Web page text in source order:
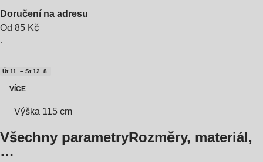
Doručení na adresu
Od 85 Kč
·
Út 11. – St 12. 8.
VÍCE
Výška 115 cm
Všechny parametryRozměry, materiál,
…